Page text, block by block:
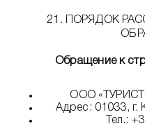
21. ПОРЯДОК
Обращение к
ООО
Адрес: 01033, г.
Тел.: